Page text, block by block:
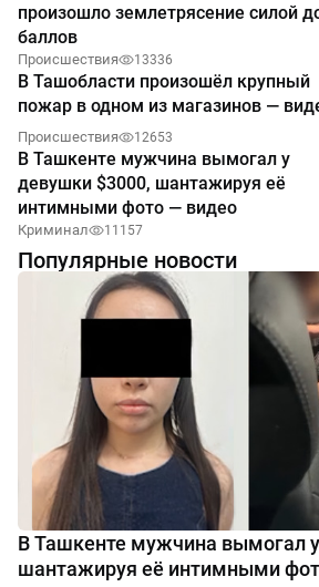
произошло землетрясение силой
баллов
Происшествия 13336
В Ташобласти произошёл крупный
пожар в одном из магазинов —
Происшествия 12653
В Ташкенте мужчина вымогал у
девушки $3000, шантажируя её
интимными фото — видео
Криминал 11157
Популярные новости
В Ташкенте мужчина вымогал
шантажируя её интимными